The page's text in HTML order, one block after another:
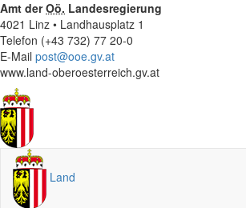
Amt derOö. Landesregierung
4021 Linz • Landhausplatz 1
Telefon (+43 732) 77 20-0
E-Mail post@ooe.gv.at
www.land-oberoesterreich.gv.at
Land